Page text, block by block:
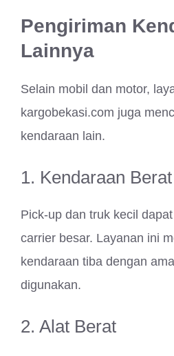
Pengiriman
Lainnya
Selain mobil dan motor,
kargobekasi.com juga
kendaraan lain.
1. Kendaraan Berat
Pick-up dan truk kecil
carrier besar. Layanan ini
kendaraan tiba dengan
digunakan.
2. Alat Berat